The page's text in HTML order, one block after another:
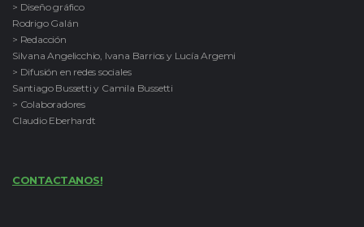
> Diseño gráfico
Rodrigo Galán
> Redacción
Silvana Angelicchio, Ivana Barrios y Lucía Argemi
> Difusión en redes sociales
Santiago Bussetti y Camila Bussetti
> Colaboradores
Claudio Eberhardt
CONTACTANOS!